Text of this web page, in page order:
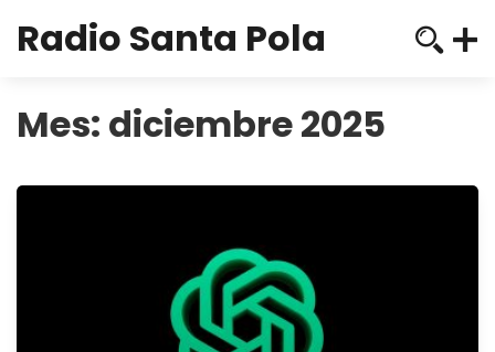
Radio Santa Pola
Mes: diciembre 2025